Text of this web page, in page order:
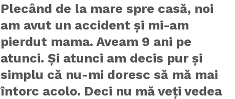
Plecând de la mare spre casă, noi
am avut un accident și mi-am
pierdut mama. Aveam 9 ani pe
atunci. Și atunci am decis pur și
simplu că nu-mi doresc să mă mai
întorc acolo. Deci nu mă veți vedea